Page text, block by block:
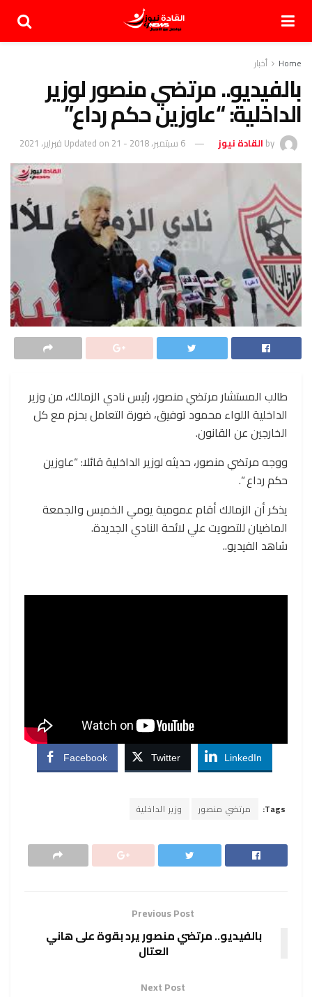
Home أخبار
بالفيديو.. مرتضي منصور لوزير
الداخلية: “عاوزين حكم رداع”
by القادة نيوز 6 سبتمبر، 2018 - Updated on 21 فبراير، 2021
طالب المستشار مرتضي منصور، رئيس نادي الزمالك، من وزير
الداخلية اللواء محمود توفيق، ضورة التعامل بحزم مع كل
الخارجين عن القانون.
ووجه مرتضي منصور، حديثه لوزير الداخلية قائلا: “عاوزين
حكم رداع “.
يذكر أن الزمالك أقام عمومية يومي الخميس والجمعة
الماضيان للتصويت علي لائحة النادي الجديدة.
شاهد الفيديو..
Facebook Twitter LinkedIn
Tags: مرتضي منصور وزير الداخلية
Previous Post
بالفيديو.. مرتضي منصور يرد بقوة على هاني
العتال
Next Post